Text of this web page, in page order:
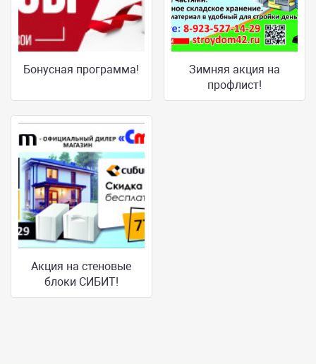
Бонусная программа!
Зимняя акция на
профлист!
Акция на стеновые
блоки СИБИТ!